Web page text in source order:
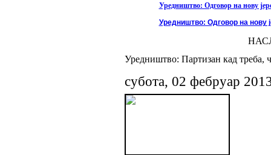
Уредништво: Одговор на нову
Уредништво: Одговор на нову
Уредништво: Партизан кад треба,
субота, 02 фебруар